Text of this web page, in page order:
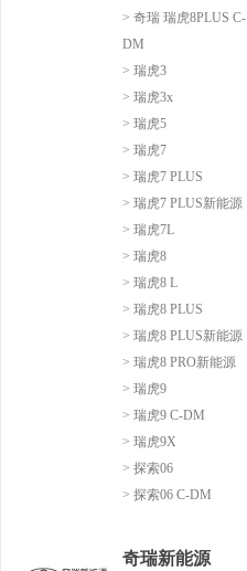
> 奇瑞 瑞虎8PLUS C-
DM
> 瑞虎3
> 瑞虎3x
> 瑞虎5
> 瑞虎7
> 瑞虎7 PLUS
> 瑞虎7 PLUS新能源
> 瑞虎7L
> 瑞虎8
> 瑞虎8 L
> 瑞虎8 PLUS
> 瑞虎8 PLUS新能源
> 瑞虎8 PRO新能源
> 瑞虎9
> 瑞虎9 C-DM
> 瑞虎9X
> 探索06
> 探索06 C-DM
奇瑞新能源